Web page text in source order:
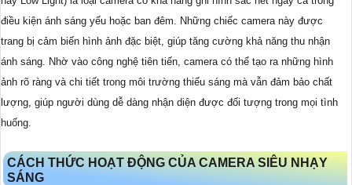
điều kiện ánh sáng yếu hoặc ban đêm. Những chiếc camera này được
trang bị cảm biến hình ảnh đặc biệt, giúp tăng cường khả năng thu nhận
ánh sáng. Nhờ vào công nghệ tiên tiến, camera có thể tạo ra những hình
ảnh rõ ràng và chi tiết trong môi trường thiếu sáng mà vẫn đảm bảo chất
lượng, giúp người dùng dễ dàng nhận diện được đối tượng trong mọi tình
huống.
CÁCH THỨC HOẠT ĐỘNG CỦA CAMERA SIÊU NHẠY
SÁNG